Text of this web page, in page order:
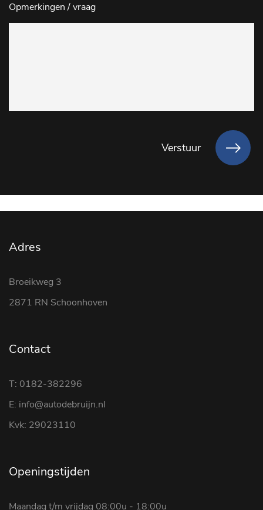
Opmerkingen / vraag
Verstuur
Adres
Broeikweg 3
2871 RN Schoonhoven
Contact
T: 0182-382296
E: info@autodebruijn.nl
Kvk: 29023110
Openingstijden
Maandag t/m vrijdag 08:00u - 18:00u